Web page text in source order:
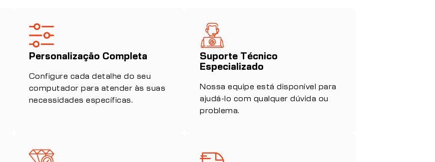
Personalização Completa
Configure cada detalhe do seu
computador para atender às suas
necessidades específicas.
Suporte Técnico
Especializado
Nossa equipe está disponível para
ajudá-lo com qualquer dúvida ou
problema.